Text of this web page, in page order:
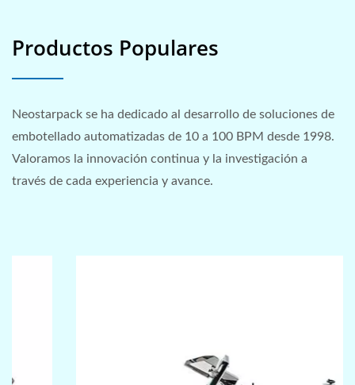
Productos Populares
Neostarpack se ha dedicado al desarrollo de soluciones de
embotellado automatizadas de 10 a 100 BPM desde 1998.
Valoramos la innovación continua y la investigación a
través de cada experiencia y avance.